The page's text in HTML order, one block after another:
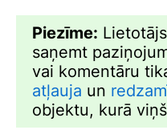
Piezīme:
saņemt
vai komentāru
atļauja un
objektu, kurā